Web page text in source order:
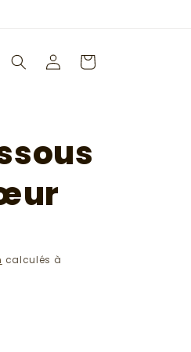
ConnexionPanier
calculés à